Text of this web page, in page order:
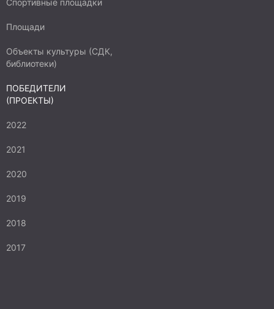
Спортивные площадки
Площади
Объекты культуры (СДК,
библиотеки)
ПОБЕДИТЕЛИ
(ПРОЕКТЫ)
2022
2021
2020
2019
2018
2017